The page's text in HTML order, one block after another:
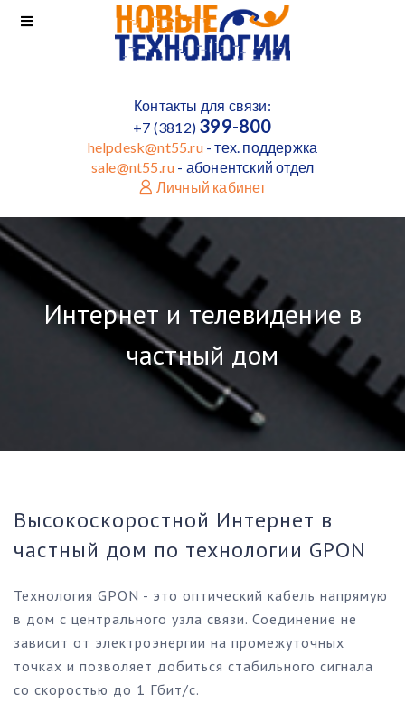
Контакты для связи:
+7 (3812) 399-800
helpdesk@nt55.ru- тех. поддержка
sale@nt55.ru - абонентский отдел
Личный кабинет
Интернет и телевидение в
частный дом
Высокоскоростной Интернет в
частный дом по технологии GPON
Технология GPON - это оптический кабель напрямую
в дом с центрального узла связи. Соединение не
зависит от электроэнергии на промежуточных
точках и позволяет добиться стабильного сигнала
со скоростью до 1 Гбит/с.